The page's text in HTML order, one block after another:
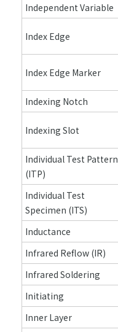
Independent Variable
Index Edge
Index Edge Marker
Indexing Notch
Indexing Slot
Individual Test Pattern
(ITP)
Individual Test
Specimen (ITS)
Inductance
Infrared Reflow (IR)
Infrared Soldering
Initiating
Inner Layer